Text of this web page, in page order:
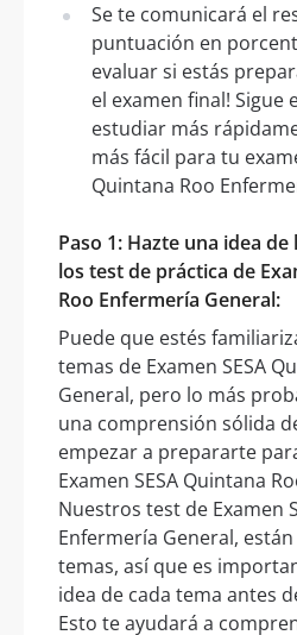
Se te comunicará el
puntuación en
evaluar si estás
el examen final! Sigue
estudiar más
más fácil para tu
Quintana Roo
Paso 1: Hazte una idea
los test de práctica de
Roo Enfermería General:
Puede que estés
temas de Examen SESA
General, pero lo más
una comprensión sólida
empezar a prepararte
Examen SESA Quintana
Nuestros test de Examen
Enfermería General,
temas, así que es
idea de cada tema antes
Esto te ayudará a